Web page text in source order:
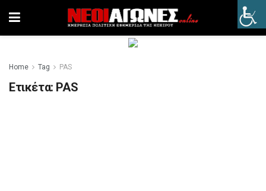
Home Tag PAS
Ετικέτα: PAS